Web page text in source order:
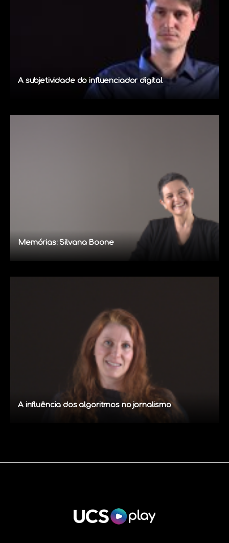
A subjetividade do influenciador digital
Memórias: Silvana Boone
A influência dos algoritmos no jornalismo